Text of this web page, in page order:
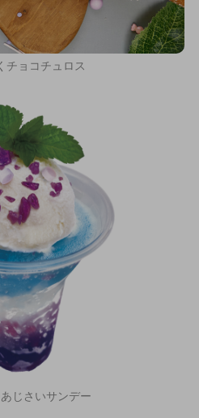
チョコチュロス
じさいサンデー